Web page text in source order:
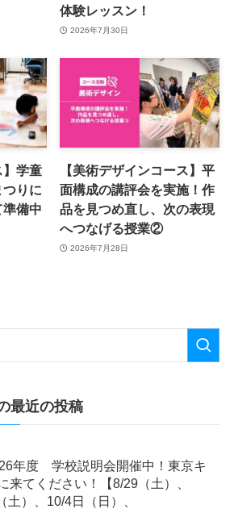
体験レッスン！
2026年7月30日
】学童
りに
備中
【美術デザインコース】平
面構成の講評会を実施！作
品を見つめ直し、次の表現
へつなげる授業②
2026年7月28日
最近の投稿
年度 学校説明会開催中！東京キ
来てください！【8/29（土）、
）、10/4日（日）、